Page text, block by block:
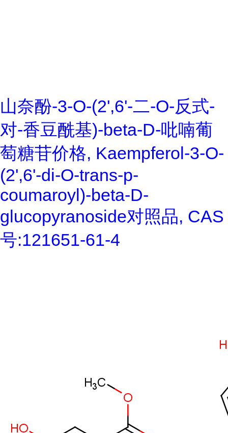
山奈酚-3-O-(2',6'-二-O-反式-
对-香豆酰基)-beta-D-吡喃葡
萄糖苷价格, Kaempferol-3-O-
(2',6'-di-O-trans-p-
coumaroyl)-beta-D-
glucopyranoside对照品, CAS
号:121651-61-4